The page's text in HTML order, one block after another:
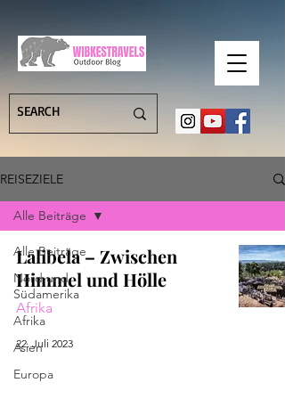
REISEZIELE
Alle Beiträge
Nord und
Südamerika
Afrika
Asien
Europa
Alle Beiträge
Lalibela – Zwischen
Himmel und Hölle
Afrika
22. Juli 2023